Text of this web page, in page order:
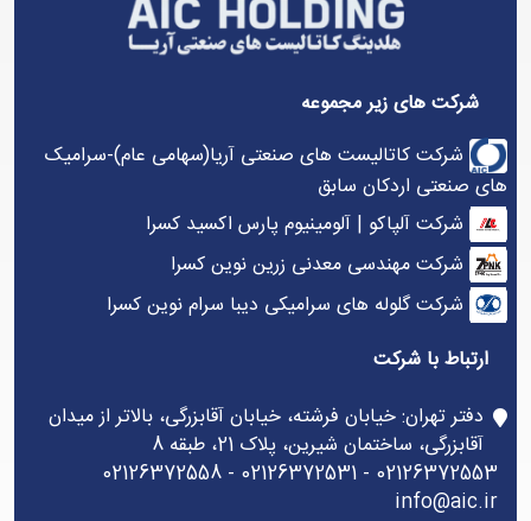
شرکت های زیر مجموعه
شرکت کاتالیست های صنعتی آریا(سهامی عام)-سرامیک
های صنعتی اردکان سابق
شرکت آلپاکو | آلومینیوم پارس اکسید کسرا
شرکت مهندسی معدنی زرین نوین کسرا
شرکت گلوله های سرامیکی دیبا سرام نوین کسرا
ارتباط با شرکت
دفتر تهران: خیابان فرشته، خیابان آقابزرگی، بالاتر از میدان
آقابزرگی، ساختمان شیرین، پلاک 21، طبقه 8
02126372553 - 02126372531 - 02126372558
info@aic.ir